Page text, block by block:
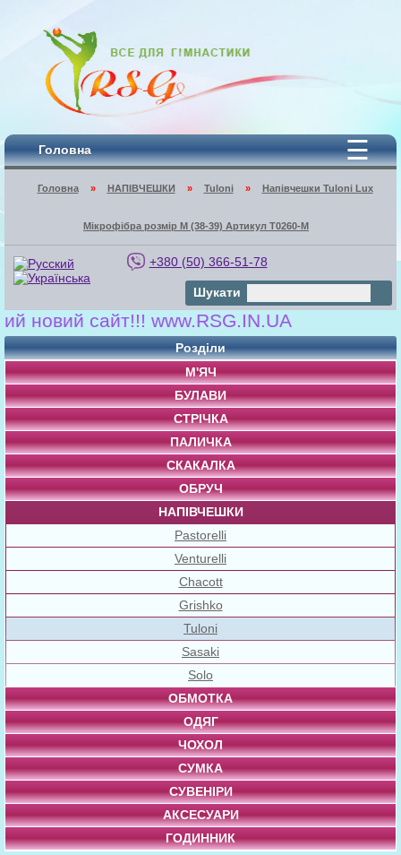
Головна ☰
Головна » НАПІВЧЕШКИ » Tuloni » Напівчешки Tuloni Lux
Мікрофібра розмір M (38-39) Артикул T0260-M
+380 (50) 366-51-78
Шукати
сайт!!! www.RSG.IN.UA
Розділи
М'ЯЧ
БУЛАВИ
СТРІЧКА
ПАЛИЧКА
СКАКАЛКА
ОБРУЧ
НАПІВЧЕШКИ
Pastorelli
Venturelli
Chacott
Grishko
Tuloni
Sasaki
Solo
ОБМОТКА
ОДЯГ
ЧОХОЛ
СУМКА
СУВЕНІРИ
АКСЕСУАРИ
ГОДИННИК